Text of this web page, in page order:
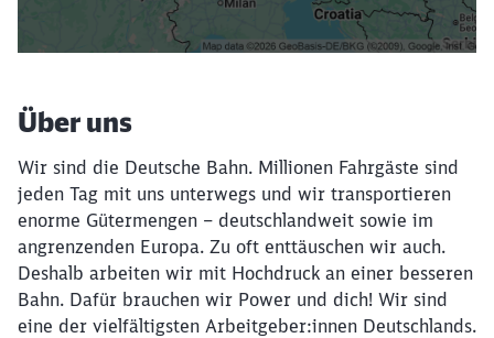
Filter setzen
Über uns
Wir sind die Deutsche Bahn. Millionen Fahrgäste sind
jeden Tag mit uns unterwegs und wir transportieren
enorme Gütermengen – deutschlandweit sowie im
angrenzenden Europa. Zu oft enttäuschen wir auch.
Deshalb arbeiten wir mit Hochdruck an einer besseren
Bahn. Dafür brauchen wir Power und dich! Wir sind
eine der vielfältigsten Arbeitgeber:innen Deutschlands.